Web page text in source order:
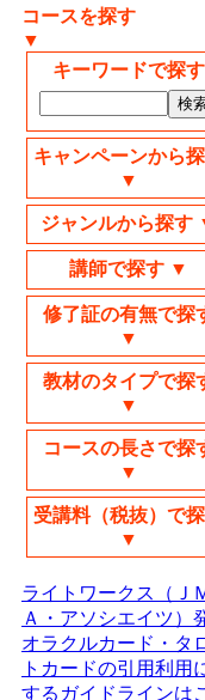
コースを探す
▼
キーワードで探す
キャンペーンから
▼
ジャンルから探す
講師で探す ▼
修了証の有無で探
▼
教材のタイプで探
▼
コースの長さで探
▼
受講料（税抜）で
▼
ライトワークス（Ｊ
Ａ・アソシエイツ）
オラクルカード・タ
トカードの引用利用
するガイドラインは